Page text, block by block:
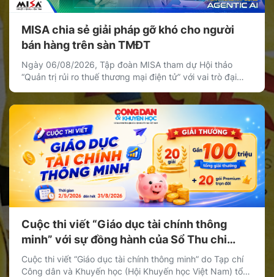
MISA chia sẻ giải pháp gỡ khó cho người
bán hàng trên sàn TMĐT
Ngày 06/08/2026, Tập đoàn MISA tham dự Hội thảo
“Quản trị rủi ro thuế thương mại điện tử” với vai trò đại
chia sẻ giải pháp giúp cá nhân, hộ kinh doanh và doanh
nghiệp bán hàng trên nền tảng thương mại điện tử quản
[…]
Cuộc thi viết “Giáo dục tài chính thông
minh” với sự đồng hành của Sổ Thu chi
MISA
Cuộc thi viết “Giáo dục tài chính thông minh” do Tạp chí
Công dân và Khuyến học (Hội Khuyến học Việt Nam) tổ